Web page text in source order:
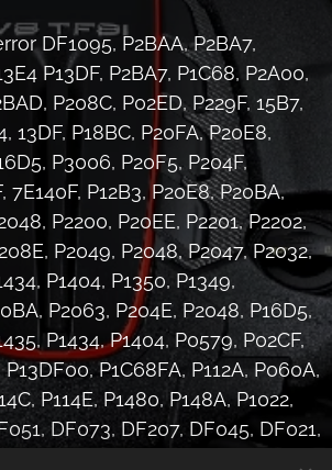
DF1095, P2BAA, P2BA7,
P13DF, P2BA7, P1C68, P2A00,
P208C, P02ED, P229F, 15B7,
13DF, P18BC, P20FA, P20E8,
P3006, P20F5, P204F,
7E140F, P12B3, P20E8, P20BA,
P2200, P20EE, P2201, P2202,
P2049, P2048, P2047, P2032,
P1404, P1350, P1349,
P2063, P204E, P2048, P16D5,
P1434, P1404, P0579, P02CF,
P1C68FA, P112A, P060A,
P114E, P1480, P148A, P1022,
DF073, DF207, DF045, DF021,